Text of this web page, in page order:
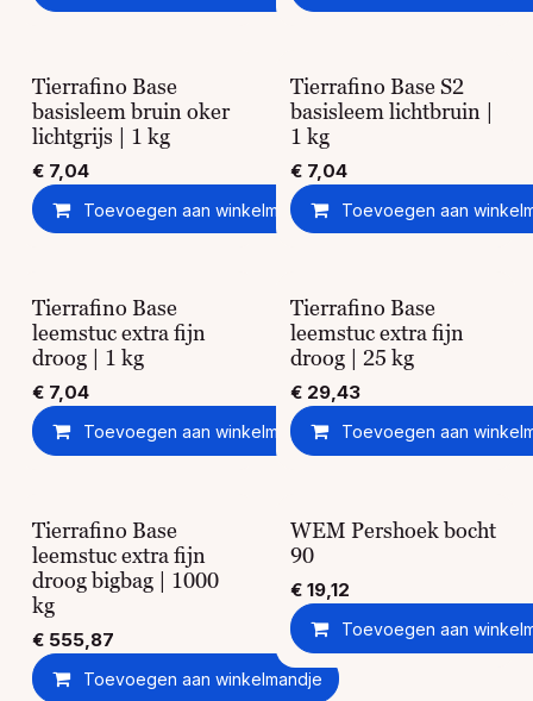
Tierrafino Base
basisleem bruin oker
lichtgrijs | 1 kg
€ 7,04
Toevoegen aan winkelmandje Toevoegen aan
Tierrafino Base S2
basisleem lichtbruin |
1 kg
€ 7,04
Toevoegen aan
Tierrafino Base
leemstuc extra fijn
droog | 1 kg
€ 7,04
Toevoegen aan winkelmandje Toevoegen aan
Tierrafino Base
leemstuc extra fijn
droog | 25 kg
€ 29,43
Toevoegen aan
Tierrafino Base
leemstuc extra fijn
droog bigbag | 1000
kg
€ 555,87
Toevoegen aan winkelmandje
WEM Pershoek bocht
90
€ 19,12
Toevoegen aan